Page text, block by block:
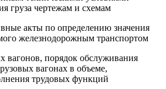
груза чертежам и схемам
акты по определению значения
железнодорожным транспортом
вагонов, порядок обслуживания
вагонах в объеме,
трудовых функций